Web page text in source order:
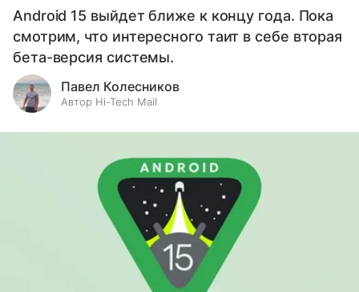
Android 15 выйдет ближе к концу года. Пока
смотрим, что интересного таит в себе вторая
бета-версия системы.
Павел Колесников
Автор Hi-Tech Mail